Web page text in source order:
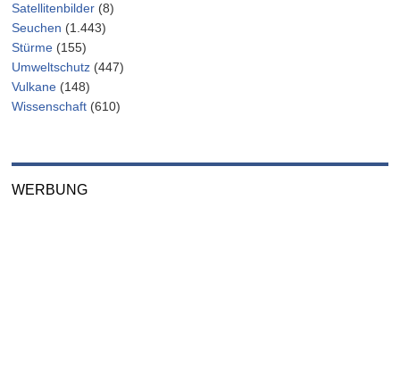
Satellitenbilder (8)
Seuchen (1.443)
Stürme (155)
Umweltschutz (447)
Vulkane (148)
Wissenschaft (610)
WERBUNG